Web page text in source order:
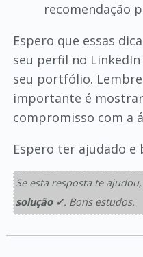
recomendação
Espero que essas
seu perfil no
seu portfólio.
importante é
compromisso com a
Espero ter ajudado e
Se esta resposta te
solução ✓. Bons estudos.